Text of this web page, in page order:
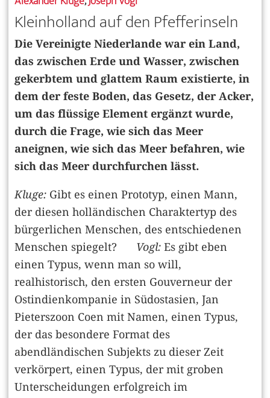
Kleinholland auf den Pfefferinseln
Die Vereinigte Niederlande war ein Land,
das zwischen Erde und Wasser, zwischen
gekerbtem und glattem Raum existierte, in
dem der feste Boden, das Gesetz, der Acker,
um das flüssige Element ergänzt wurde,
durch die Frage, wie sich das Meer
aneignen, wie sich das Meer befahren, wie
sich das Meer durchfurchen lässt.
Kluge: Gibt es einen Prototyp, einen Mann,
der diesen holländischen Charaktertyp des
bürgerlichen Menschen, des entschiedenen
Menschen spiegelt? Vogl: Es gibt eben
einen Typus, wenn man so will,
realhistorisch, den ersten Gouverneur der
Ostindienkompanie in Südostasien, Jan
Pieterszoon Coen mit Namen, einen Typus,
der das besondere Format des
abendländischen Subjekts zu dieser Zeit
verkörpert, einen Typus, der mit groben
Unterscheidungen erfolgreich im